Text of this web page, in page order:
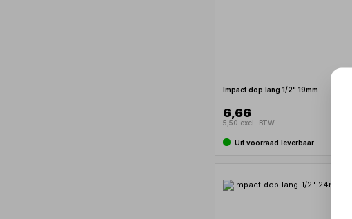
Impact dop lang 1/2" 19mm
6,66
5,50 excl. BTW
Uit voorraad leverbaar